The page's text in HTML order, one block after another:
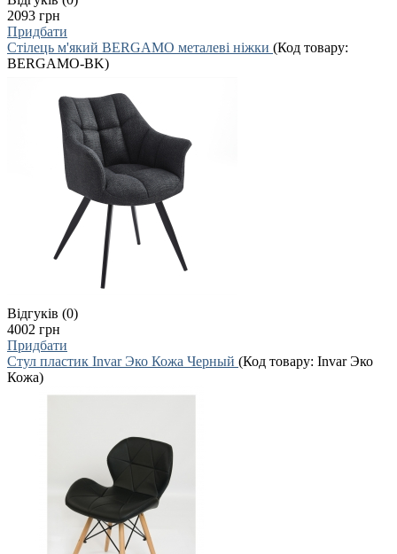
2093 грн
Придбати
Стілець м'який BERGAMO металеві ніжки (Код товару:
BERGAMO-BK)
Відгуків (0)
4002 грн
Придбати
Стул пластик Invar Эко Кожа Черный (Код товару: Invar Эко
Кожа)